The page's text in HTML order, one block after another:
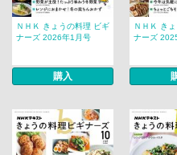
ＮＨＫ きょうの料理 ビギ
ナーズ 2026年1月号
購入
ＮＨＫ き
ナーズ